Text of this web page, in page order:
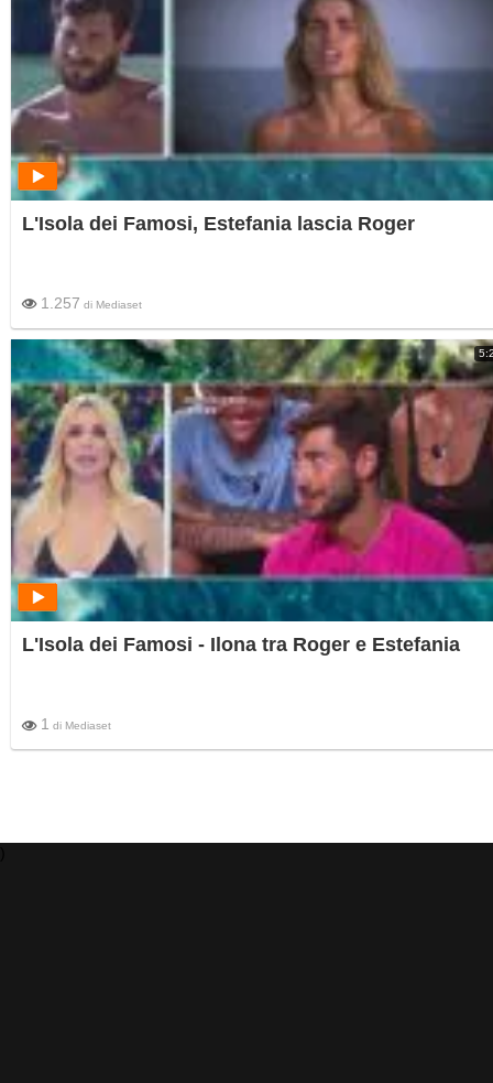
L'Isola dei Famosi, Estefania lascia Roger
1.257 di Mediaset
L'Isola dei Famosi - Ilona tra Roger e Estefania
1 di Mediaset